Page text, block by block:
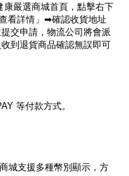
康嚴選商城首頁，點擊右下
看詳情」➡確認收貨地址
交申請，物流公司將會派
到退貨商品確認無誤即可
等付款方式。
城支援多種幣別顯示，方